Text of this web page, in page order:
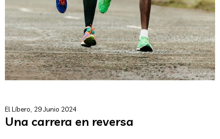
El Líbero, 29 Junio 2024
Una carrera en reversa